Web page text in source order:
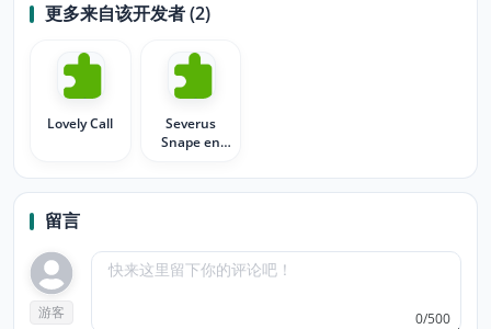
更多来自该开发者 (2)
Lovely Call
Severus
Snape en
留言
游客 0/500